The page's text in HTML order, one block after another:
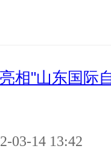
相"山东国际
03-14 13:42